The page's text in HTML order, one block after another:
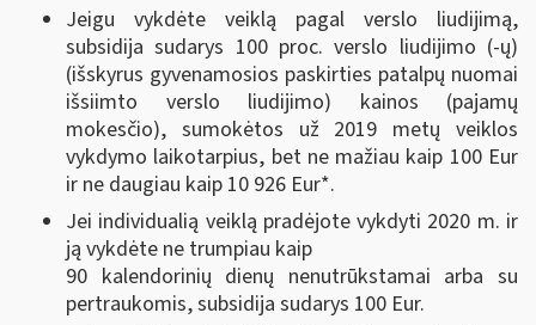
Jeigu vykdėte veiklą pagal verslo liudijimą,
subsidija sudarys 100 proc. verslo liudijimo (-ų)
(išskyrus gyvenamosios paskirties patalpų nuomai
išsiimto verslo liudijimo) kainos (pajamų
mokesčio), sumokėtos už 2019 metų veiklos
vykdymo laikotarpius, bet ne mažiau kaip 100 Eur
ir ne daugiau kaip 10 926 Eur*.
Jei individualią veiklą pradėjote vykdyti 2020 m. ir
ją vykdėte ne trumpiau kaip
90 kalendorinių dienų nenutrūkstamai arba su
pertraukomis, subsidija sudarys 100 Eur.